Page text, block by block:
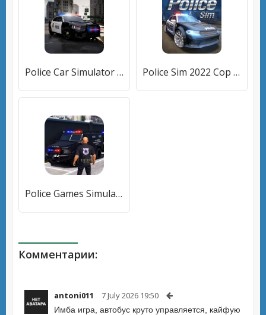
Police Car Simulator 2023 (Полицейский симулятор автомобиля 2023) [МОД Все открыто] APK Android Police Sim 2022 Cop Simulator (Полиция Сим 2022) [МОД Premium] APK Android
Police Games Simulator: PGS 3d [МОД Все открыто] APK Android
Комментарии:
antoni011 7 July 2026 19:50
Имба игра, автобус круто управляется, кайфую